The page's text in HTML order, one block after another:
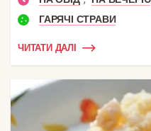
ГАРЯЧІ СТРАВИ
ЧИТАТИ ДАЛІ